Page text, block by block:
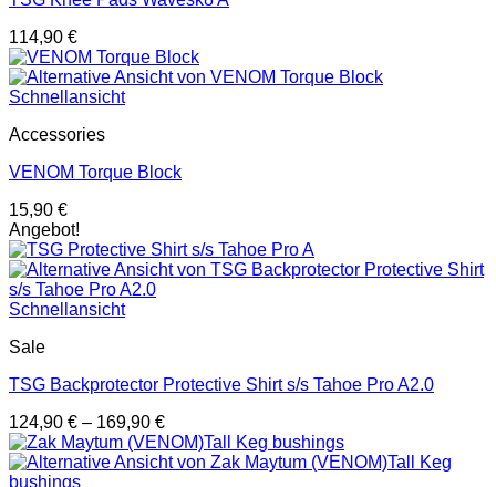
114,90 €
Schnellansicht
Accessories
VENOM Torque Block
15,90 €
Angebot!
Schnellansicht
Sale
TSG Backprotector Protective Shirt s/s Tahoe Pro A2.0
124,90 € – 169,90 €